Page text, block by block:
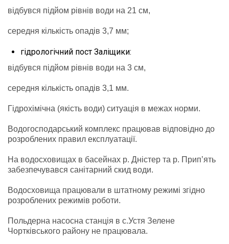
відбувся підйом рівнів води на 21 см,
середня кількість опадів 3,7 мм;
гідрологічний пост Заліщики:
відбувся підйом рівнів води на 3 см,
середня кількість опадів 3,1 мм.
Гідрохімічна (якість води) ситуація в межах норми.
Водогосподарський комплекс працював відповідно до
розроблених правил експлуатації.
На водосховищах в басейнах р. Дністер та р. Прип’ять
забезпечувався санітарний скид води.
Водосховища працювали в штатному режимі згідно
розроблених режимів роботи.
Польдерна насосна станція в с.Устя Зелене
Чортківського району не працювала.